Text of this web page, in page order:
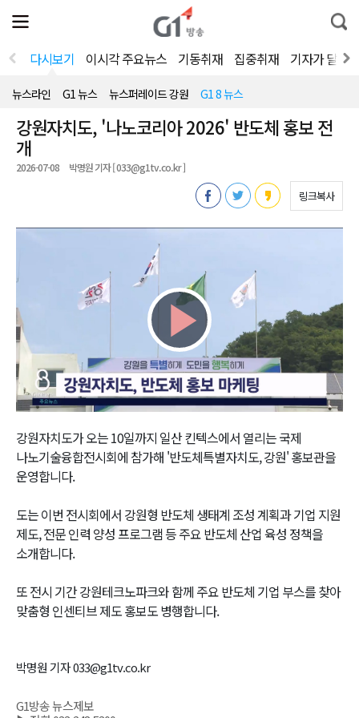
전
체
뉴
열
통
합
색
다시보기 이시각 주요뉴스 기동취재 집중취재 기자가 달려
뉴스라인 G1 뉴스 뉴스퍼레이드 강원 G1 8 뉴스
강원자치도, '나노코리아 2026' 반도체 홍보 전
개
2026-07-08 박명원 기자 [ 033@g1tv.co.kr ]
링크복사
Play
Video
강원자치도가 오는 10일까지 일산 킨텍스에서 열리는 국제
나노기술융합전시회에 참가해 '반도체특별자치도, 강원' 홍보관을
운영합니다.
도는 이번 전시회에서 강원형 반도체 생태계 조성 계획과 기업 지원
제도, 전문 인력 양성 프로그램 등 주요 반도체 산업 육성 정책을
소개합니다.
또 전시 기간 강원테크노파크와 함께 주요 반도체 기업 부스를 찾아
맞춤형 인센티브 제도 홍보도 병행합니다.
박명원 기자 033@g1tv.co.kr
G1방송 뉴스제보